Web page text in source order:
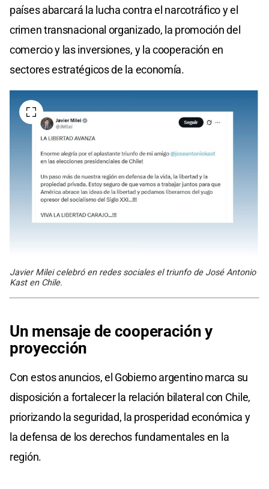
países abarcará la lucha contra el narcotráfico y el
crimen transnacional organizado, la promoción del
comercio y las inversiones, y la cooperación en
sectores estratégicos de la economía.
Javier Milei celebró en redes sociales el triunfo de José Antonio
Kast en Chile.
Un mensaje de cooperación y
proyección
Con estos anuncios, el Gobierno argentino marca su
disposición a fortalecer la relación bilateral con Chile,
priorizando la seguridad, la prosperidad económica y
la defensa de los derechos fundamentales en la
región.